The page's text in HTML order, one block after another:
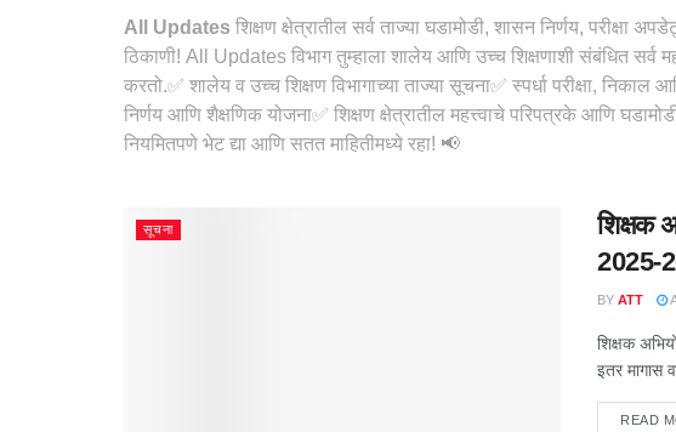
All Updates शिक्षण क्षेत्रातील सर्व ताज्या घडामोडी, शासन निर्णय, परीक्षा
ठिकाणी! All Updates विभाग तुम्हाला शालेय आणि उच्च शिक्षणाशी संबंधित सर्व
करतो.✅ शालेय व उच्च शिक्षण विभागाच्या ताज्या सूचना✅ स्पर्धा परीक्षा,
निर्णय आणि शैक्षणिक योजना✅ शिक्षण क्षेत्रातील महत्त्वाचे परिपत्रके आणि
नियमितपणे भेट द्या आणि सतत माहितीमध्ये रहा! 📢
सूचना
शिक्षक
2025-
BY ATT
शिक्षक
इतर मागास
READ